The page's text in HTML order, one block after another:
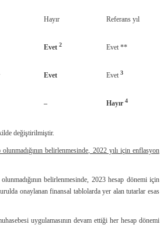
Hayır Referans yıl
Evet 2 Evet **
Evet Evet 3
– Hayır 4
değiştirilmiştir.
belirlenmesinde, 2022 yılı için enflasyon
belirlenmesinde, 2023 hesap dönemi için
onaylanan finansal tablolarda yer alan tutarlar esas
uygulamasının devam ettiği her hesap dönemi